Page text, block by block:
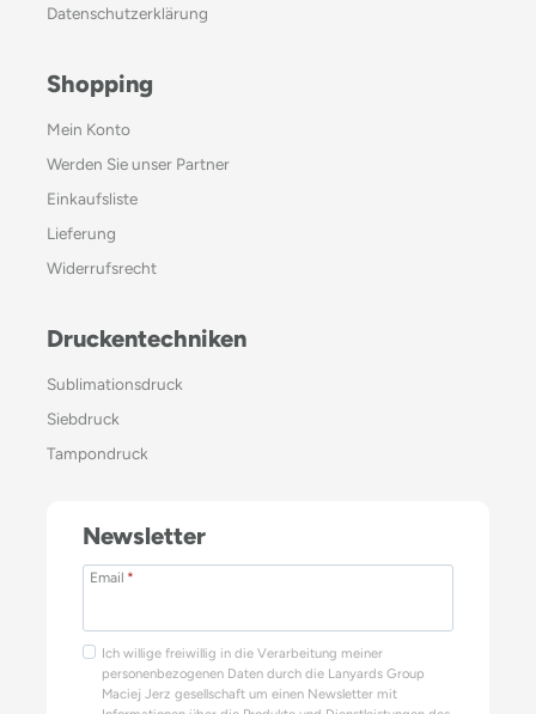
Datenschutzerklärung
Shopping
Mein Konto
Werden Sie unser Partner
Einkaufsliste
Lieferung
Widerrufsrecht
Druckentechniken
Sublimationsdruck
Siebdruck
Tampondruck
Newsletter
Email *
Ich willige freiwillig in die Verarbeitung meiner
personenbezogenen Daten durch die Lanyards Group
Maciej Jerz gesellschaft um einen Newsletter mit